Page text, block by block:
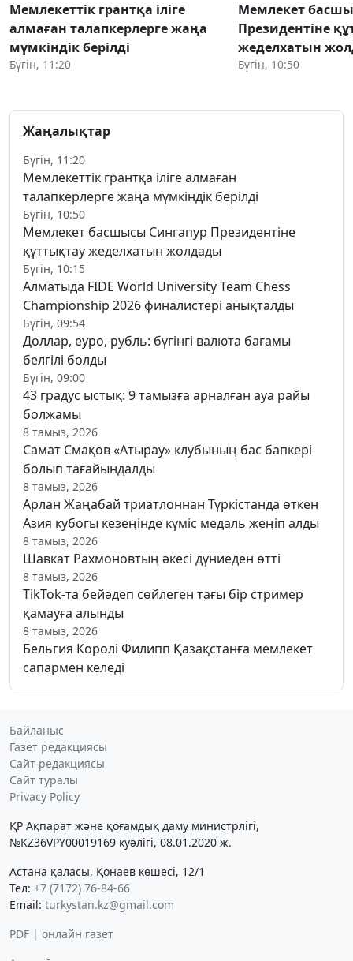
Мемлекеттік грантқа іліге
алмаған талапкерлерге жаңа
мүмкіндік берілді
Бүгін, 11:20
Мемлекет
Президентіне
жеделхатын
Бүгін, 10:50
Жаңалықтар
Бүгін, 11:20
Мемлекеттік грантқа іліге алмаған
талапкерлерге жаңа мүмкіндік берілді
Бүгін, 10:50
Мемлекет басшысы Сингапур Президентіне
құттықтау жеделхатын жолдады
Бүгін, 10:15
Алматыда FIDE World University Team Chess
Championship 2026 финалистері анықталды
Бүгін, 09:54
Доллар, еуро, рубль: бүгінгі валюта бағамы
белгілі болды
Бүгін, 09:00
43 градус ыстық: 9 тамызға арналған ауа райы
болжамы
8 тамыз, 2026
Самат Смақов «Атырау» клубының бас бапкері
болып тағайындалды
8 тамыз, 2026
Арлан Жаңабай триатлоннан Түркістанда өткен
Азия кубогы кезеңінде күміс медаль жеңіп алды
8 тамыз, 2026
Шавкат Рахмоновтың әкесі дүниеден өтті
8 тамыз, 2026
TikTok-та бейәдеп сөйлеген тағы бір стример
қамауға алынды
8 тамыз, 2026
Бельгия Королі Филипп Қазақстанға мемлекет
сапармен келеді
Байланыс
Газет редакциясы
Сайт редакциясы
Сайт туралы
Privacy Policy
ҚР Ақпарат және қоғамдық даму министрлігі,
№KZ36VPY00019169 куәлігі, 08.01.2020 ж.
Астана қаласы, Қонаев көшесі, 12/1
Тел: +7 (7172) 76-84-66
Email: turkystan.kz@gmail.com
PDF | онлайн газет